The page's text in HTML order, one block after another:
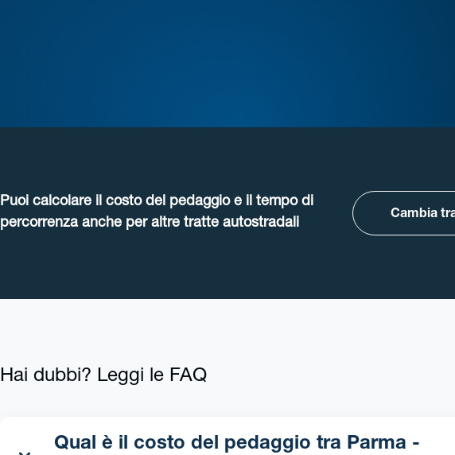
Puoi calcolare il costo del pedaggio e il tempo di
percorrenza anche per altre tratte autostradali
Cambia
Hai dubbi? Leggi le FAQ
Qual è il costo del pedaggio tra Parma -